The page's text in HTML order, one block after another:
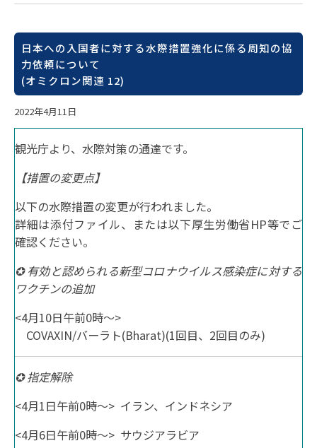
日本への入国者に対する水際措置強化に係る周知の協
力依頼について
(オミクロン関連 12)
2022年4月11日
観光庁より、水際対策の通達です。
【措置の変更点】
以下の水際措置の変更が行われました。
詳細は添付ファイル、または以下厚生労働省HP等でご
確認ください。
✪ 有効と認められる新型コロナウイルス感染症に対する
ワクチンの追加
<4月10日午前0時～>
COVAXIN/バーラト(Bharat)(1回目、2回目のみ)
✪ 指定解除
<4月1日午前0時～> イラン、インドネシア
<4月6日午前0時～> サウジアラビア